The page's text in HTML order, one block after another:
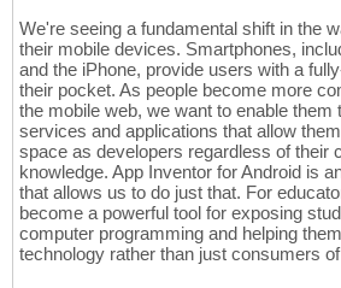
We're seeing a fundamental shift in the
their mobile devices. Smartphones,
and the iPhone, provide users with a
their pocket. As people become more
the mobile web, we want to enable them
services and applications that allow
space as developers regardless of their
knowledge. App Inventor for Android is
that allows us to do just that. For
become a powerful tool for exposing
computer programming and helping
technology rather than just consumers